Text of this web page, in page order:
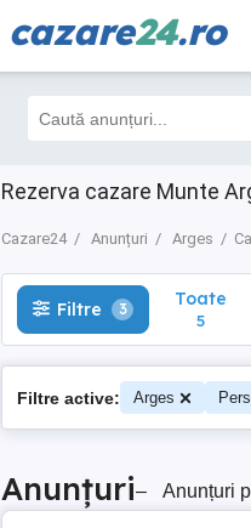
cazare24.ro
Rezerva cazare Munte
Cazare24 Anunțuri Arges
Filtre 3 Toate
5
Filtre 3 Toate
5
Filtre active: Arges
Anunțuri– Anunțuri